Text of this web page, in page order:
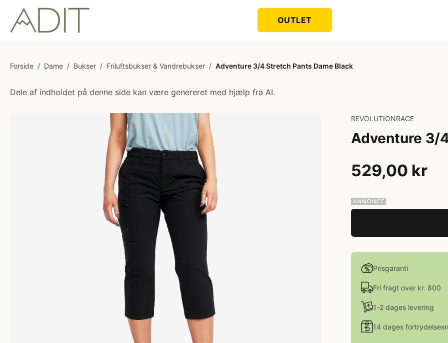
OUTLET
Forside / Dame / Bukser / Friluftsbukser & Vandrebukser / Adventure 3/4 Stretch Pants Dame Black
Dele af indholdet på denne side kan være genereret med hjælp fra AI.
REVOLUTIONRACE
Adventure 3/
529,00 kr
Prisgaranti
Fri fragt over kr. 800
1-2 dages levering
14 dages